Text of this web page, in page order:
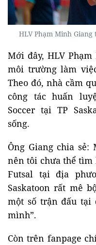
HLV Phạm Minh
Mới đây, HLV
môi trường làm
Theo đó, nhà cầm
công tác huấn
Soccer tại TP
sống.
Ông Giang chia
nên tôi chưa thể tìm
Futsal tại địa
Saskatoon rất mê
một số trận đấu tại
mình”.
Còn trên fanpage